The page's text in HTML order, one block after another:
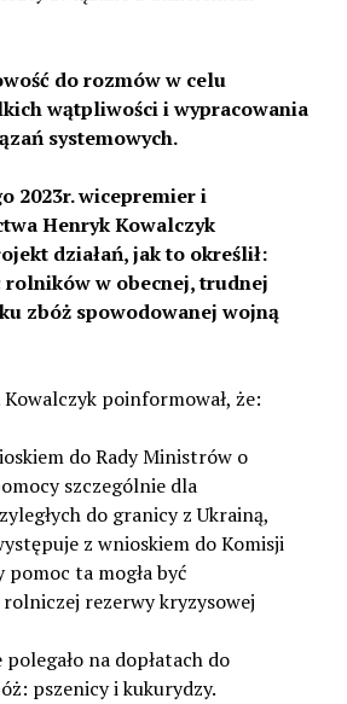
do rozmów w celu
wątpliwości i wypracowania
systemowych.
2023r. wicepremier i
Henryk Kowalczyk
działań, jak to określił:
rolników w obecnej, trudnej
zbóż spowodowanej wojną
poinformował, że:
do Rady Ministrów o
szczególnie dla
do granicy z Ukrainą,
z wnioskiem do Komisji
pomoc ta mogła być
rezerwy kryzysowej
na dopłatach do
pszenicy i kukurydzy.